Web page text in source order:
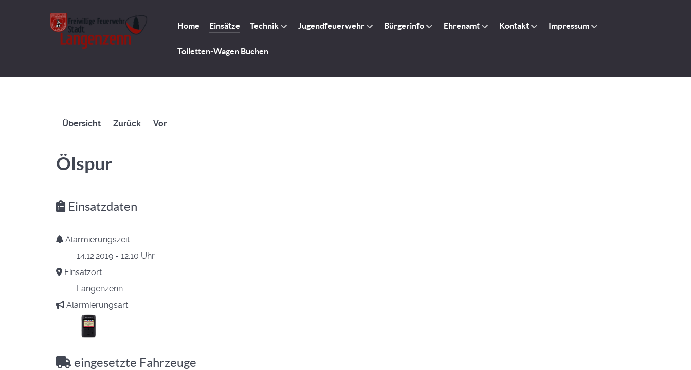
Home Einsätze Technik Jugendfeuerwehr Bürgerinfo Ehrenamt Kontakt Impressum
Toiletten-Wagen Buchen
Übersicht Zurück Vor
Ölspur
Einsatzdaten
Alarmierungszeit
14.12.2019 - 12:10 Uhr
Einsatzort
Langenzenn
Alarmierungsart
eingesetzte Fahrzeuge